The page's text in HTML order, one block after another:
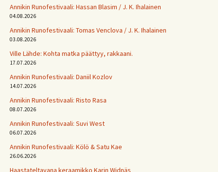
Annikin Runofestivaali: Has­san Bla­sim / J. K. Ihalainen
04.08.2026
Annikin Runofestivaali: Tomas Venclova / J. K. Ihalainen
03.08.2026
Ville Lähde: Kohta matka päättyy, rakkaani.
17.07.2026
Annikin Runofestivaali: Daniil Kozlov
14.07.2026
Annikin Runofestivaali: Risto Rasa
08.07.2026
Annikin Runofestivaali: Suvi West
06.07.2026
Annikin Runofestivaali: Kölö & Satu Kae
26.06.2026
Haastateltavana keraamikko Karin Widnäs